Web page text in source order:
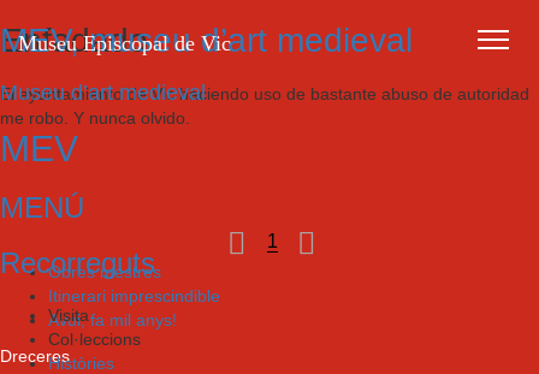
Museu Episcopal de Vic
MEV, museu d’art medieval
Museu d’art medieval
MEV
MENÚ
Recorreguts
Visita
Col·leccions
Històries
Enfadado
El ayuntamiento de Vic haciendo uso de bastante abuso de autoridad
me robo. Y nunca olvido.
1
Obres mestres
Itinerari imprescindible
Avui, fa mil anys!
Dreceres